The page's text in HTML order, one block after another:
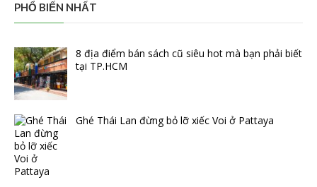
PHỔ BIẾN NHẤT
8 địa điểm bán sách cũ siêu hot mà bạn phải biết
tại TP.HCM
Ghé Thái Lan đừng bỏ lỡ xiếc Voi ở Pattaya